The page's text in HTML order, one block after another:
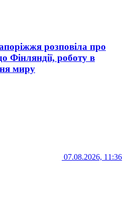
розповіла про
Фінляндії, роботу в
миру
07.08.2026, 11:36